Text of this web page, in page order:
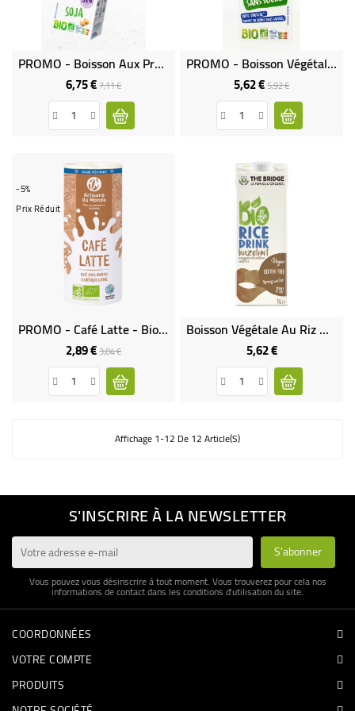
PROMO - Boisson Aux Protéines De Soja
6,75 €Prix
de
base
7,11 €Prix
PROMO - Boisson Végétale Amande Sans Sucres
5,62 €Prix
de
base
5,92 €Prix
-5%
Prix Réduit
PROMO - Café Latte - Bio - 230 Ml
2,89 €Prix
de
base
3,04 €Prix
Boisson Végétale Au Riz Noisette Bio & Sans Gluten
5,62 €Prix
Affichage 1-12 De 12 Article(s)
S'INSCRIRE À LA NEWSLETTER
Vous pouvez vous désinscrire à tout moment. Vous trouverez pour cela nos
informations de contact dans les conditions d'utilisation du site.
COORDONNÉES
VOTRE COMPTE
PRODUITS